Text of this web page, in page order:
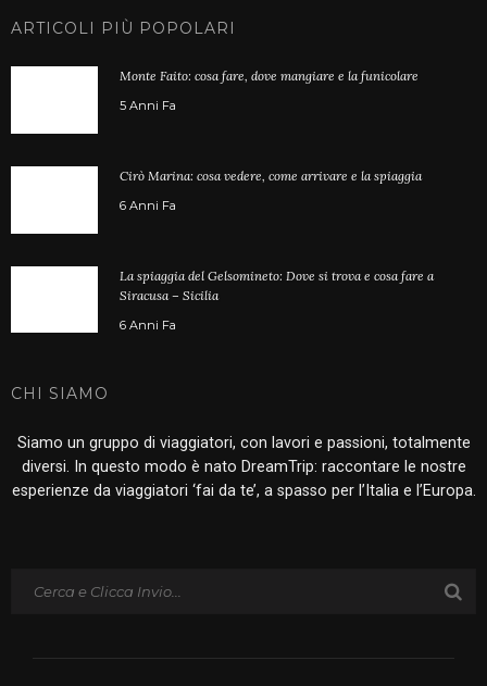
ARTICOLI PIÙ POPOLARI
Monte Faito: cosa fare, dove mangiare e la funicolare
5 Anni Fa
Cirò Marina: cosa vedere, come arrivare e la spiaggia
6 Anni Fa
La spiaggia del Gelsomineto: Dove si trova e cosa fare a
Siracusa – Sicilia
6 Anni Fa
CHI SIAMO
Siamo un gruppo di viaggiatori, con lavori e passioni, totalmente
diversi. In questo modo è nato DreamTrip: raccontare le nostre
esperienze da viaggiatori ‘fai da te’, a spasso per l’Italia e l’Europa.